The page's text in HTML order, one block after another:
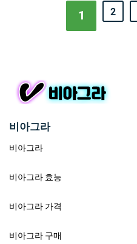
1 2
비아그라
비아그라
비아그라 효능
비아그라 가격
비아그라 구매